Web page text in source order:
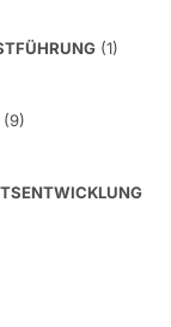
(1)
(9)